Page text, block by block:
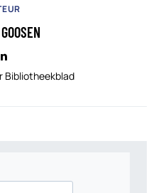
Bibliotheekblad